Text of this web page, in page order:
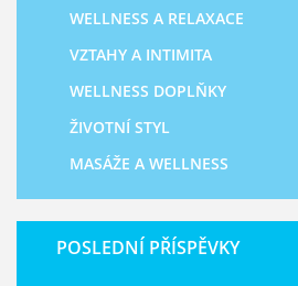
WELLNESS A RELAXACE
VZTAHY A INTIMITA
WELLNESS DOPLŇKY
ŽIVOTNÍ STYL
MASÁŽE A WELLNESS
POSLEDNÍ PŘÍSPĚVKY